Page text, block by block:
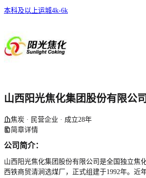
本科及以上运城4k-6k
山西阳光焦化集团股份有限公司
焦炭 · 民营企业 · 成立28年
简章详情
公司简介：
山西阳光焦化集团股份有限公司是全国独立焦
西铁商贸清涧选煤厂，正式组建于1992年。